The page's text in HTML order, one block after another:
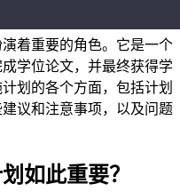
着重要的角色。它是一个
学位论文，并最终获得学
划的各个方面，包括计划
议和注意事项，以及问题
如此重要？